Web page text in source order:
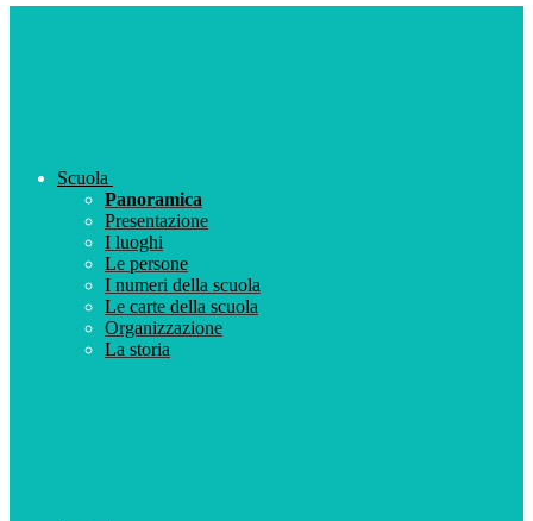
Scuola
Panoramica
Presentazione
I luoghi
Le persone
I numeri della scuola
Le carte della scuola
Organizzazione
La storia